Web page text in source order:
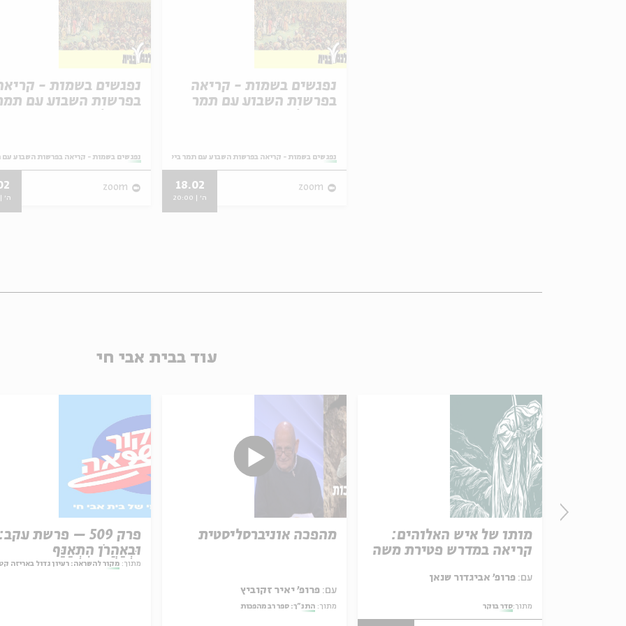
נפגשים בשמות - קריאה
בפרשות השבוע עם תמר
מתוך:
נפגשים בשמות - קריאה בפרשות השבוע עם תמר ביטון
zoom
18.02
ה' | 20:00
נפגשים בשמות -
בפרשות השבוע עם
מתוך:
נפגשים בשמות - קריאה בפרשות השבוע עם
zoom
ה' | 20:00
עוד בבית אבי חי
פרק 509 – פרשת עקב:
וּבְאַהֲרֹן הִתְאַנַּף
מתוך: מקור להשראה: רעיון גדול באריזה
מהפכה אוניברסליסטית
עם: פרופ' יאיר זקוביץ
מתוך: התנ"ך: ספר רב מהפכות
מותו של איש האלוהים:
קריאה במדרש פטירת משה
עם:
מתוך:סדר בוקר